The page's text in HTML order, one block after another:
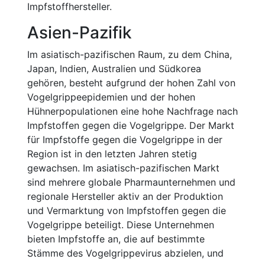
Impfstoffhersteller.
Asien-Pazifik
Im asiatisch-pazifischen Raum, zu dem China,
Japan, Indien, Australien und Südkorea
gehören, besteht aufgrund der hohen Zahl von
Vogelgrippeepidemien und der hohen
Hühnerpopulationen eine hohe Nachfrage nach
Impfstoffen gegen die Vogelgrippe. Der Markt
für Impfstoffe gegen die Vogelgrippe in der
Region ist in den letzten Jahren stetig
gewachsen. Im asiatisch-pazifischen Markt
sind mehrere globale Pharmaunternehmen und
regionale Hersteller aktiv an der Produktion
und Vermarktung von Impfstoffen gegen die
Vogelgrippe beteiligt. Diese Unternehmen
bieten Impfstoffe an, die auf bestimmte
Stämme des Vogelgrippevirus abzielen, und